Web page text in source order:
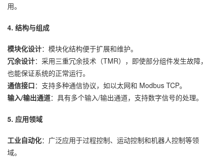
用。
4. 结构与组成
模块化设计：模块化结构便于扩展和维护。
冗余设计：采用三重冗余技术（TMR），即使部分组件发生故障，
也能保证系统的正常运行。
通信接口：支持多种通信协议，如以太网和 Modbus TCP。
输入/输出通道：具有多个输入/输出通道，支持数字信号的处理。
5. 应用领域
工业自动化：广泛应用于过程控制、运动控制和机器人控制等领
域。